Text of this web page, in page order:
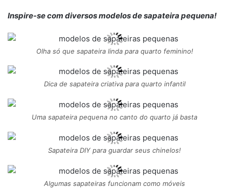
Inspire-se com diversos modelos de sapateira pequena!
Olha só que sapateira linda para quarto feminino!
Dica de sapateira criativa para quarto infantil
Uma sapateira pequena no canto do quarto já basta
Sapateira DIY para guardar seus chinelos!
Algumas sapateiras funcionam como móveis